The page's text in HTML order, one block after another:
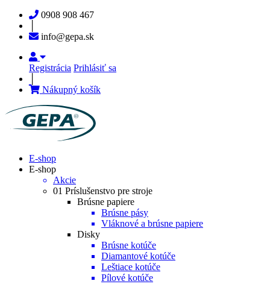
0908 908 467
info@gepa.sk
Registrácia Prihlásiť sa
Nákupný košík
E-shop
E-shop
Akcie
01 Príslušenstvo pre stroje
Brúsne papiere
Brúsne pásy
Vláknové a brúsne papiere
Disky
Brúsne kotúče
Diamantové kotúče
Leštiace kotúče
Pílové kotúče